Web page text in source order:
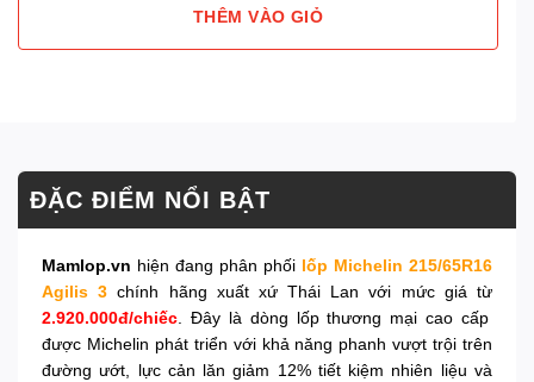
THÊM VÀO GIỎ
ĐẶC ĐIỂM NỔI BẬT
Mamlop.vn hiện đang phân phối lốp Michelin 215/65R16
Agilis 3 chính hãng xuất xứ Thái Lan với mức giá từ
2.920.000đ/chiếc. Đây là dòng lốp thương mại cao cấp
được Michelin phát triển với khả năng phanh vượt trội trên
đường ướt, lực cản lăn giảm 12% tiết kiệm nhiên liệu và